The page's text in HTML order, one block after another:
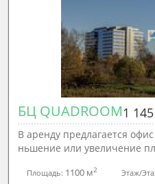
БЦ QUADROOM1
В аренду предлагается
ньшение или увеличение
Площадь: 1100 м2 Этаж/